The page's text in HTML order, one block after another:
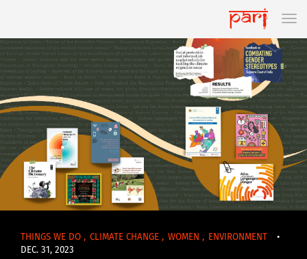
THINGS WE DO , CLIMATE CHANGE , WOMEN , ENVIRONMENT
•
DEC. 31, 2023